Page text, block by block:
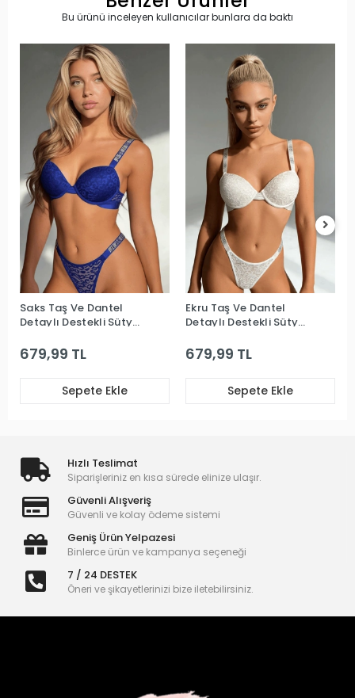
Bu ürünü inceleyen kullanıcılar bunlara da baktı
Saks Taş Ve Dantel
Detaylı Destekli Sütyen
679,99 TL
Sepete Ekle
Ekru Taş Ve Dantel
Detaylı Destekli Sütyen
679,99 TL
Sepete Ekle
Hızlı Teslimat
Siparişleriniz en kısa sürede elinize ulaşır.
Güvenli Alışveriş
Güvenli ve kolay ödeme sistemi
Geniş Ürün Yelpazesi
Binlerce ürün ve kampanya seçeneği
7 / 24 DESTEK
Öneri ve şikayetlerinizi bize iletebilirsiniz.